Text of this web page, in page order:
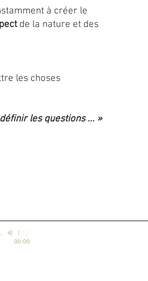
à créer le
de la nature et des
les choses
les questions ... »
00:00